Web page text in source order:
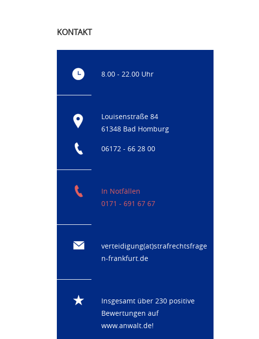
KONTAKT
8.00 - 22.00 Uhr
Louisenstraße 84
61348 Bad Homburg
06172 - 66 28 00
In Notfällen
0171 - 691 67 67
verteidigung(at)strafrechtsfrage
n-frankfurt.de
Insgesamt über 230 positive
Bewertungen auf
www.anwalt.de!